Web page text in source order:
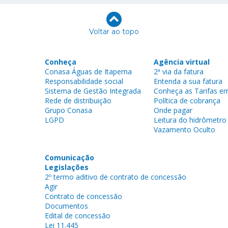
Voltar ao topo
Conheça
Conasa Águas de Itapema
Responsabilidade social
Sistema de Gestão Integrada
Rede de distribuição
Grupo Conasa
LGPD
Agência virtual
2ª via da fatura
Entenda a sua fatura
Conheça as Tarifas
Política de cobrança
Onde pagar
Leitura do hidrômetro
Vazamento Oculto
Comunicação
Legislações
2º termo aditivo de contrato de concessão
Agir
Contrato de concessão
Documentos
Edital de concessão
Lei 11.445